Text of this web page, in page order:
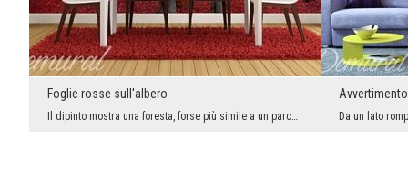
Foglie rosse sull'albero